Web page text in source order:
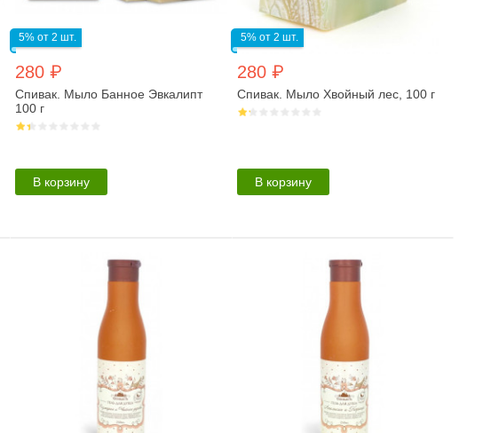
5% от 2 шт.
280 ₽
Спивак. Мыло Банное Эвкалипт
100 г
В корзину
5% от 2 шт.
280 ₽
Спивак. Мыло Хвойный лес, 100 г
В корзину